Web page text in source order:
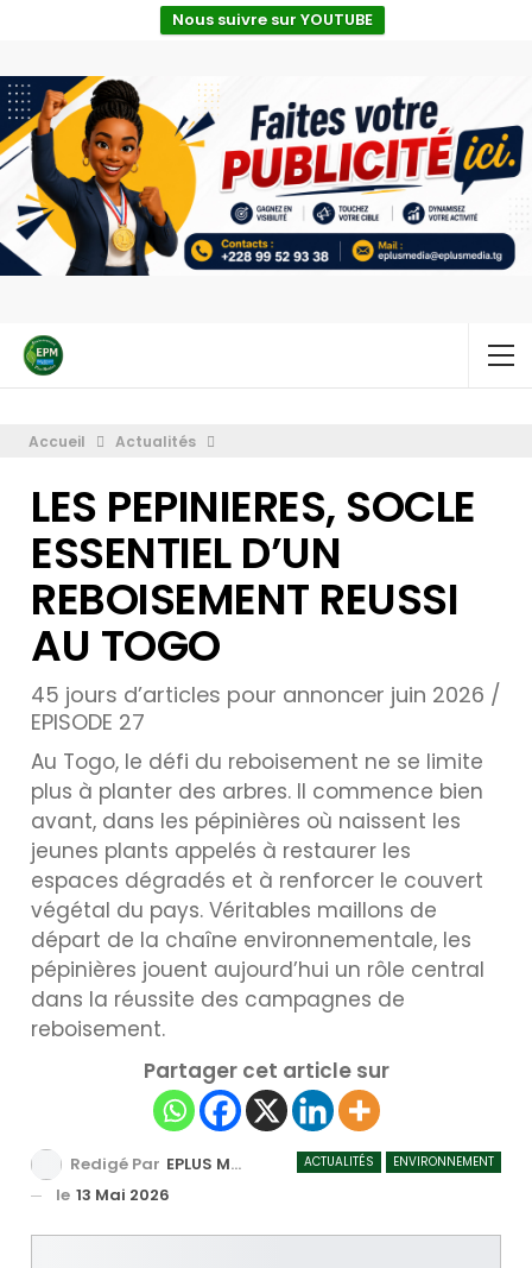
Nous suivre sur YOUTUBE
Accueil Actualités
LES PEPINIERES, SOCLE
ESSENTIEL D’UN
REBOISEMENT REUSSI
AU TOGO
45 jours d’articles pour annoncer juin 2026 /
EPISODE 27
Au Togo, le défi du reboisement ne se limite
plus à planter des arbres. Il commence bien
avant, dans les pépinières où naissent les
jeunes plants appelés à restaurer les
espaces dégradés et à renforcer le couvert
végétal du pays. Véritables maillons de
départ de la chaîne environnementale, les
pépinières jouent aujourd’hui un rôle central
dans la réussite des campagnes de
reboisement.
Partager cet article sur
ACTUALITÉS ENVIRONNEMENT
Redigé Par EPLUS MEDIA TV
le 13 Mai 2026